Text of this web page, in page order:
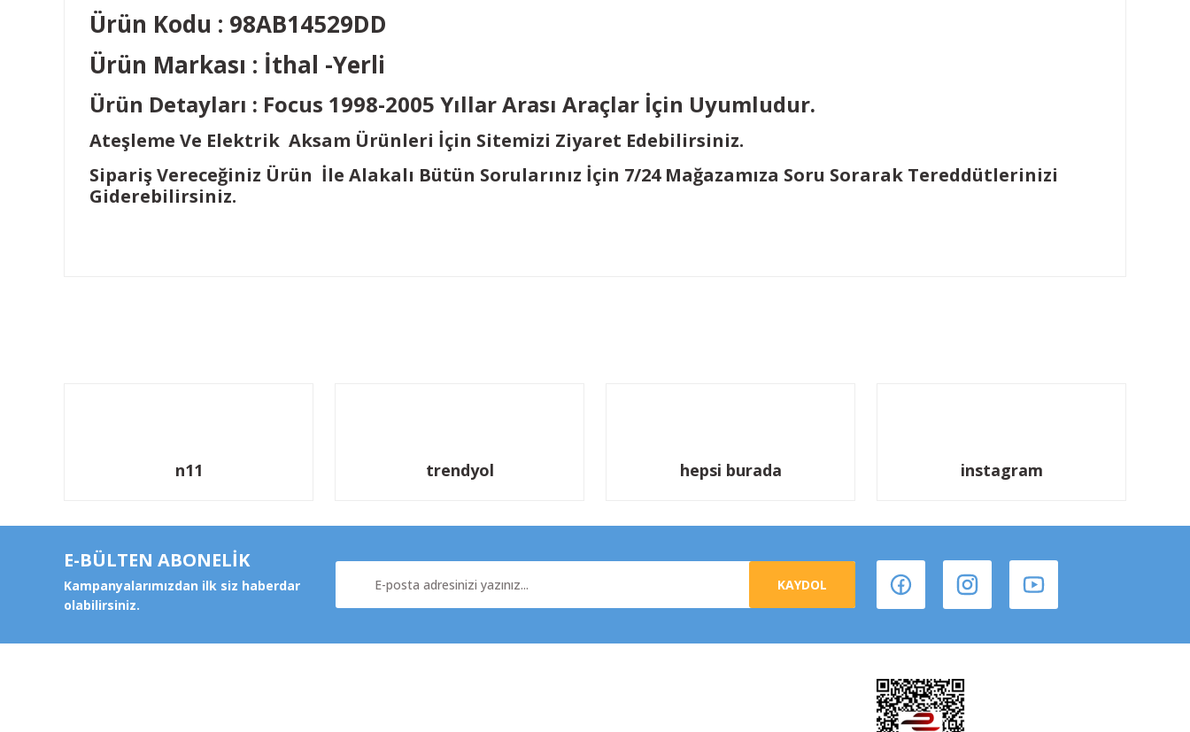
Ürün Kodu : 98AB14529DD
Ürün Markası : İthal -Yerli
Ürün Detayları : Focus 1998-2005 Yıllar Arası Araçlar İçin Uyumludur.
Ateşleme Ve Elektrik Aksam Ürünleri İçin Sitemizi Ziyaret Edebilirsiniz.
Sipariş Vereceğiniz Ürün İle Alakalı Bütün Sorularınız İçin 7/24 Mağazamıza Soru Sorarak Tereddütlerinizi
Giderebilirsiniz.
n11 trendyol hepsi burada instagram
E-BÜLTEN ABONELİK
Kampanyalarımızdan ilk siz haberdar
olabilirsiniz.
KAYDOL